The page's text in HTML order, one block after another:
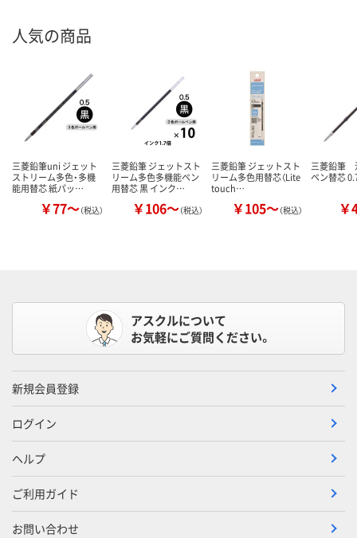
人気の商品
三菱鉛筆uni ジェット
ストリーム多色・多機
能用替芯 紙パッ…
￥77～（税込）
三菱鉛筆 ジェットスト
リーム多色多機能ペン
用替芯 黒 インク…
￥106～（税込）
三菱鉛筆 ジェットスト
リーム多色用替芯（Lite
touch…
￥105～（税込）
三菱鉛筆
ペン替芯
￥
アスクルについて
お気軽にご質問ください。
新規会員登録
ログイン
ヘルプ
ご利用ガイド
お問い合わせ